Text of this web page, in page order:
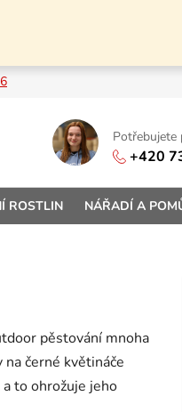
Potřebujete
+420
ROSTLIN NÁŘADÍ A
pěstování mnoha
černé květináče
to ohrožuje jeho